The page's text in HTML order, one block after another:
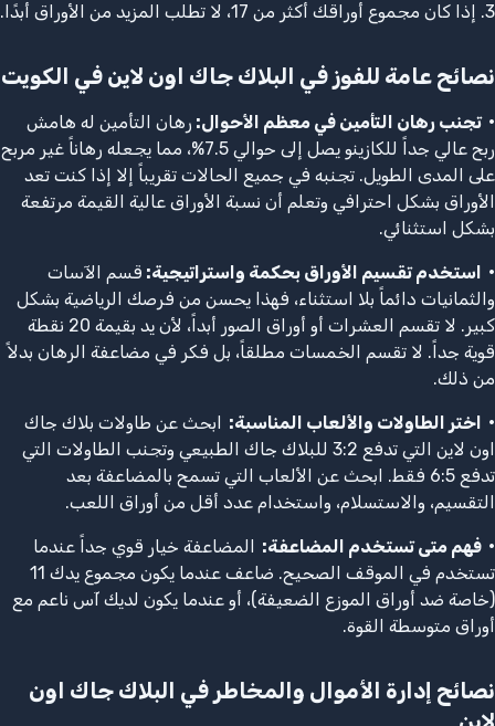
3. إذا كان مجموع أوراقك أكثر من 17، لا تطلب المزيد من الأوراق أبدًا.
نصائح عامة للفوز في البلاك جاك اون لاين في الكويت
• تجنب رهان التأمين في معظم الأحوال: رهان التأمين له هامش
ربح عالي جداً للكازينو يصل إلى حوالي 7.5%، مما يجعله رهاناً غير مربح
على المدى الطويل. تجنبه في جميع الحالات تقريباً إلا إذا كنت تعد
الأوراق بشكل احترافي وتعلم أن نسبة الأوراق عالية القيمة مرتفعة
بشكل استثنائي.
• استخدم تقسيم الأوراق بحكمة واستراتيجية: قسم الآسات
والثمانيات دائماً بلا استثناء، فهذا يحسن من فرصك الرياضية بشكل
كبير. لا تقسم العشرات أو أوراق الصور أبداً، لأن يد بقيمة 20 نقطة
قوية جداً. لا تقسم الخمسات مطلقاً، بل فكر في مضاعفة الرهان بدلاً
من ذلك.
• اختر الطاولات والألعاب المناسبة: ابحث عن طاولات بلاك جاك
اون لاين التي تدفع 3:2 للبلاك جاك الطبيعي وتجنب الطاولات التي
تدفع 6:5 فقط. ابحث عن الألعاب التي تسمح بالمضاعفة بعد
التقسيم، والاستسلام، واستخدام عدد أقل من أوراق اللعب.
• فهم متى تستخدم المضاعفة: المضاعفة خيار قوي جداً عندما
تستخدم في الموقف الصحيح. ضاعف عندما يكون مجموع يدك 11
(خاصة ضد أوراق الموزع الضعيفة)، أو عندما يكون لديك آس ناعم مع
أوراق متوسطة القوة.
نصائح إدارة الأموال والمخاطر في البلاك جاك اون